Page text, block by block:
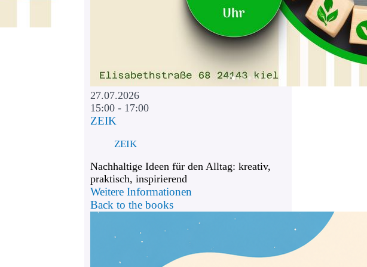
27.07.2026
15:00 - 17:00
ZEIK
ZEIK
Nachhaltige Ideen für den Alltag: kreativ,
praktisch, inspirierend
Weitere Informationen
Back to the books